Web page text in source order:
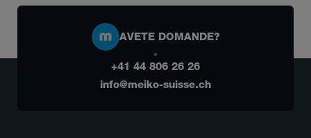
AVETE DOMANDE?
+41 44 806 26 26
info@meiko-suisse.ch